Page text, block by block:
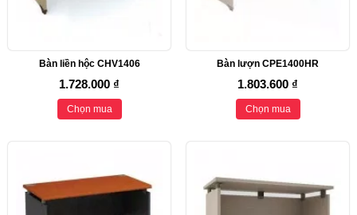
Bàn liền hộc CHV1406
1.728.000 ₫
Chọn mua
Bàn lượn CPE1400HR
1.803.600 ₫
Chọn mua